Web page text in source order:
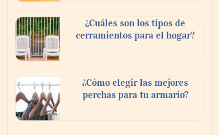
¿Cuáles son los tipos de
cerramientos para el hogar?
¿Cómo elegir las mejores
perchas para tu armario?